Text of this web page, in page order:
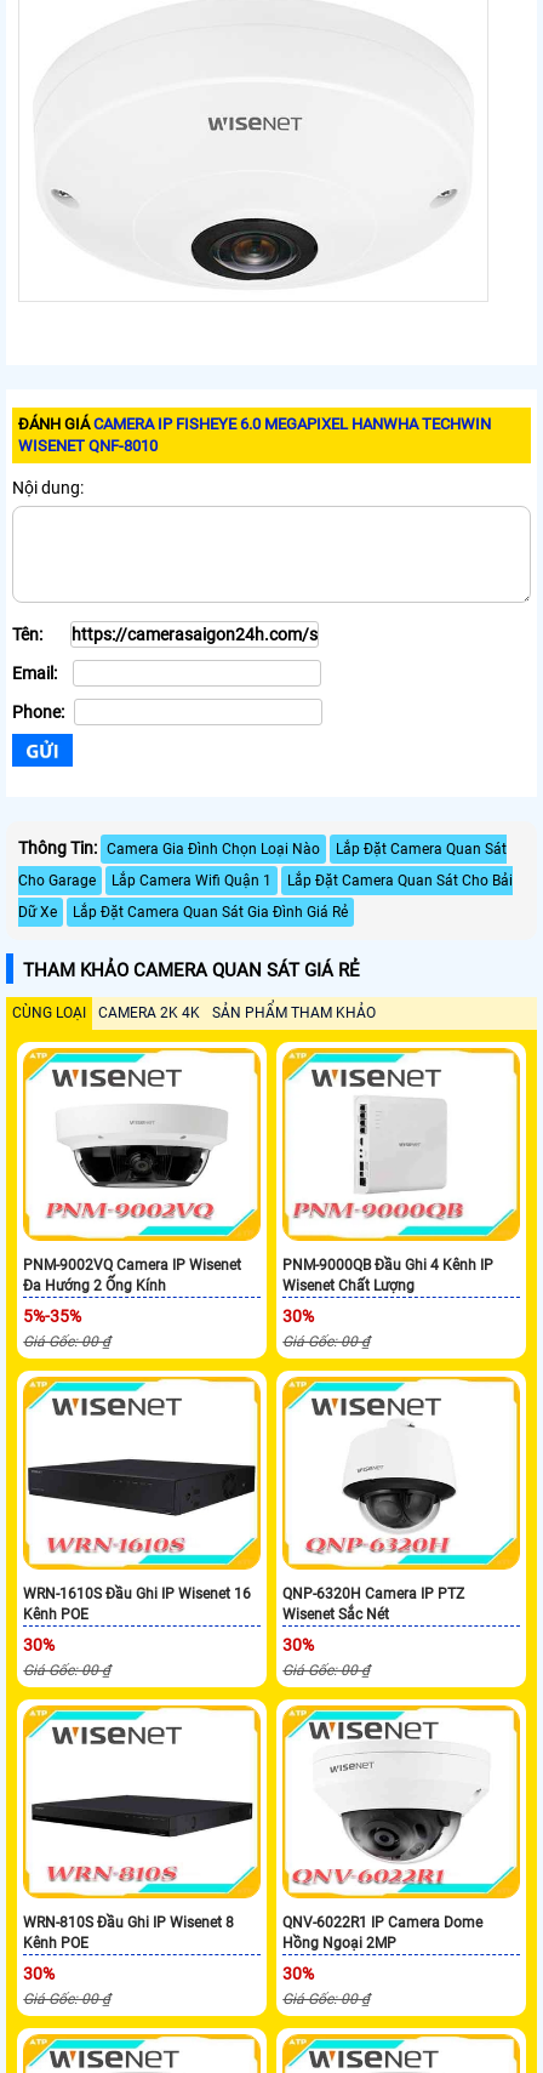
ĐÁNH GIÁCAMERA IP FISHEYE 6.0 MEGAPIXEL HANWHA TECHWIN
WISENET QNF-8010
Nội dung:
Tên:
Email:
Phone:
Thông Tin: Camera Gia Đình Chọn Loại Nào
Lắp Đặt Camera Quan Sát
Cho Garage
Lắp Camera Wifi Quận 1
Lắp Đặt Camera Quan Sát Cho Bải
Dữ Xe
Lắp Đặt Camera Quan Sát Gia Đình Giá Rẻ
THAM KHẢO CAMERA QUAN SÁT GIÁ RẺ
CÙNG LOẠI CAMERA 2K 4K SẢN PHẨM THAM KHẢO
PNM-9002VQ Camera IP Wisenet
Đa Hướng 2 Ống Kính
5%-35%
Giá Gốc: 00 ₫
PNM-9000QB Đầu Ghi 4 Kênh IP
Wisenet Chất Lượng
30%
Giá Gốc: 00 ₫
WRN-1610S Đầu Ghi IP Wisenet 16
Kênh POE
30%
Giá Gốc: 00 ₫
QNP-6320H Camera IP PTZ
Wisenet Sắc Nét
30%
Giá Gốc: 00 ₫
WRN-810S Đầu Ghi IP Wisenet 8
Kênh POE
30%
Giá Gốc: 00 ₫
QNV-6022R1 IP Camera Dome
Hồng Ngoại 2MP
30%
Giá Gốc: 00 ₫